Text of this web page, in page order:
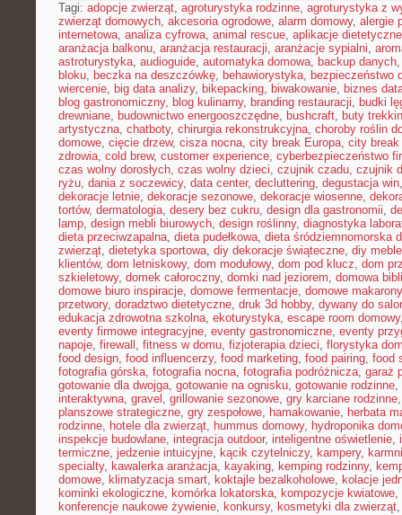
Tagi: adopcje zwierząt, agroturystyka rodzinne, agroturystyka z
zwierząt domowych, akcesoria ogrodowe, alarm domowy, alergie
internetowa, analiza cyfrowa, animal rescue, aplikacje dietetyczne
aranżacja balkonu, aranżacja restauracji, aranżacje sypialni,
astroturystyka, audioguide, automatyka domowa, backup danych
bloku, beczka na deszczówkę, behawiorystyka, bezpieczeństwo
wiercenie, big data analizy, bikepacking, biwakowanie, biznes
blog gastronomiczny, blog kulinarny, branding restauracji, budki
drewniane, budownictwo energooszczędne, bushcraft, buty
artystyczna, chatboty, chirurgia rekonstrukcyjna, choroby roślin
domowe, cięcie drzew, cisza nocna, city break Europa, city
zdrowia, cold brew, customer experience, cyberbezpieczeństwo
czas wolny dorosłych, czas wolny dzieci, czujnik czadu, czujnik
ryżu, dania z soczewicy, data center, decluttering, degustacja win
dekoracje letnie, dekoracje sezonowe, dekoracje wiosenne,
tortów, dermatologia, desery bez cukru, design dla gastronomii,
lamp, design mebli biurowych, design roślinny, diagnostyka
dieta przeciwzapalna, dieta pudełkowa, dieta śródziemnomorska
zwierząt, dietetyka sportowa, diy dekoracje świąteczne, diy
klientów, dom letniskowy, dom modułowy, dom pod klucz, dom
szkieletowy, domek całoroczny, domki nad jeziorem, domowa
domowe biuro inspiracje, domowe fermentacje, domowe makarony
przetwory, doradztwo dietetyczne, druk 3d hobby, dywany do
edukacja zdrowotna szkolna, ekoturystyka, escape room domowy
eventy firmowe integracyjne, eventy gastronomiczne, eventy
napoje, firewall , fitness w domu, fizjoterapia dzieci, florystyka
food design, food influencerzy, food marketing, food pairing, food
fotografia górska, fotografia nocna, fotografia podróżnicza, garaż
gotowanie dla dwojga, gotowanie na ognisku, gotowanie rodzinne,
interaktywna, gravel , grillowanie sezonowe, gry karciane rodzinne
planszowe strategiczne, gry zespołowe, hamakowanie, herbata
rodzinne, hotele dla zwierząt, hummus domowy, hydroponika
inspekcje budowlane, integracja outdoor, inteligentne oświetlenie,
termiczne, jedzenie intuicyjne, kącik czytelniczy, kampery,
specialty, kawalerka aranżacja, kayaking, kemping rodzinny,
domowe, klimatyzacja smart, koktajle bezalkoholowe, kolacje
kominki ekologiczne, komórka lokatorska, kompozycje kwiatowe,
konferencje naukowe żywienie, konkursy, kosmetyki dla zwierząt